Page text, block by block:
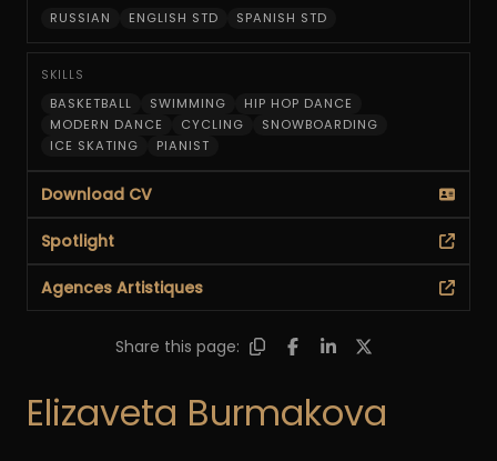
RUSSIAN ENGLISH STD SPANISH STD
SKILLS
BASKETBALL SWIMMING
HIP HOP DANCE
MODERN DANCE
CYCLING
SNOWBOARDING
ICE SKATING
PIANIST
Download CV
Spotlight
Agences Artistiques
Share this page:
Elizaveta Burmakova